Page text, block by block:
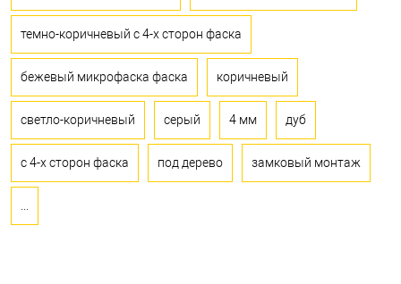
темно-коричневый с 4-х сторон фаска
бежевый микрофаска фаска коричневый
светло-коричневый серый 4 мм дуб
с 4-х сторон фаска под дерево замковый монтаж